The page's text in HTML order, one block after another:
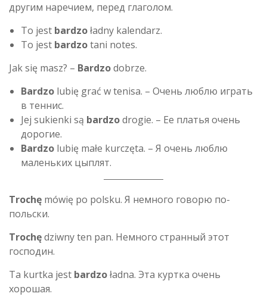
другим наречием, перед глаголом.
To jest bardzoładny kalendarz.
To jest bardzotani notes.
Jak się masz? – Bardzodobrze.
Bardzo lubię grać w tenisa. – Очень люблю играть
в теннис.
Jej sukienki są bardzodrogie. – Ее платья очень
дорогие.
Bardzo lubię małe kurczęta. – Я очень люблю
маленьких цыплят.
Trochę mówię po polsku. Я немного говорю по-
польски.
Trochędziwny ten pan. Немного странный этот
господин.
Ta kurtka jest bardzoładna. Эта куртка очень
хорошая.